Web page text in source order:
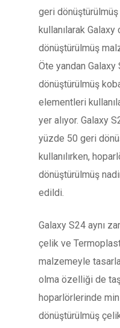
geri
kullanılarak Galaxy
dönüştürülmüş
Öte yandan
dönüştürülmüş
elementleri
yer alıyor. Galaxy
yüzde 50 geri
kullanılırken,
dönüştürülmüş
edildi.
Galaxy S24 aynı
çelik ve
malzemeyle
olma özelliği de
hoparlörlerinde
dönüştürülmüş